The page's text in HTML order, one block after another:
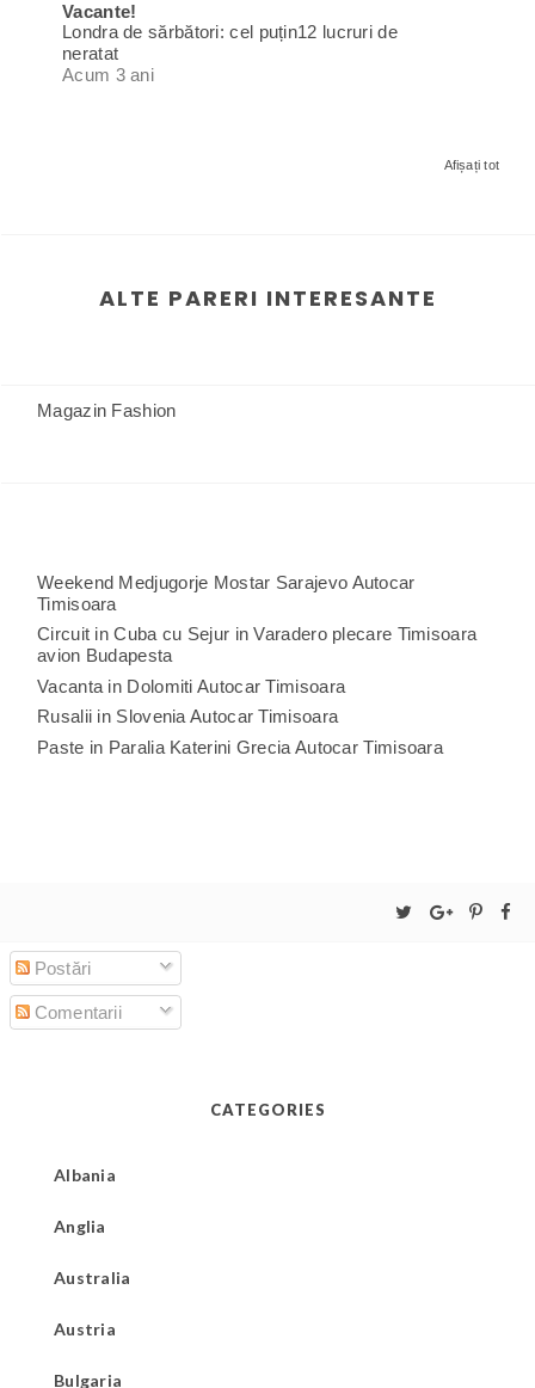
Vacante!
Londra de sărbători: cel puțin12 lucruri de
neratat
Acum 3 ani
Afișați tot
ALTE PARERI INTERESANTE
Magazin Fashion
Weekend Medjugorje Mostar Sarajevo Autocar
Timisoara
Circuit in Cuba cu Sejur in Varadero plecare Timisoara
avion Budapesta
Vacanta in Dolomiti Autocar Timisoara
Rusalii in Slovenia Autocar Timisoara
Paste in Paralia Katerini Grecia Autocar Timisoara
Postări
Comentarii
CATEGORIES
Albania
Anglia
Australia
Austria
Bulgaria